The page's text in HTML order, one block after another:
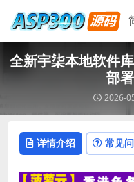
全新宇柒本地软件
部
2026-
详情介绍 常见